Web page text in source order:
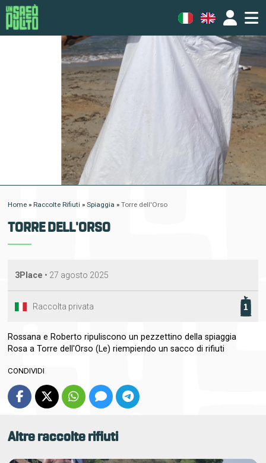
Home »Raccolte Rifiuti »Spiaggia »Torre dell'Orso
TORRE DELL'ORSO
3Place • 27 agosto 2025
Raccolta privata 1
Rossana e Roberto ripuliscono un pezzettino della spiaggia
Rosa a Torre dell'Orso (Le) riempiendo un sacco di rifiuti
CONDIVIDI
Altre raccolte rifiuti